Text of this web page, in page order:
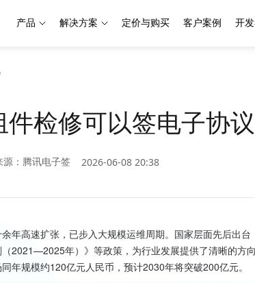
产品 解决方案 定价与购买 客户案例 开
件检修可以签电子协
源：腾讯电子签 2026-06-08 20:38
年高速扩张，已步入大规模运维周期。国家层面先后出
2021—2025年）》等政策，为行业发展提供了清晰的方
年规模约120亿元人民币，预计2030年将突破200亿元。